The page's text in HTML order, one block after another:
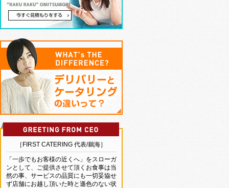
［FIRST CATERING 代表/鵜海］
「一歩でもお客様の近くへ」をスローガ
ンとして、ご提供させて頂くお食事は当
然の事、サービスの品質にも一切妥協せ
ず店舗にお越し頂いた時と遜色のない状